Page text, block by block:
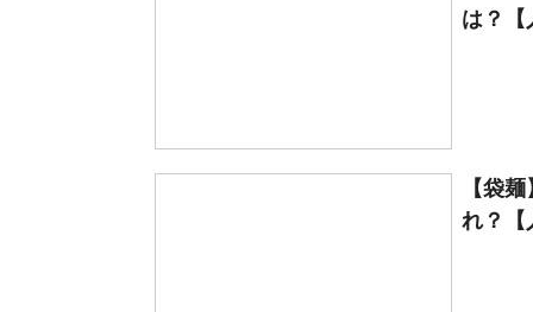
は？【
【袋
れ？【